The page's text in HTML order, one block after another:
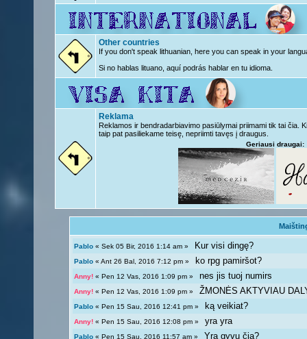
Other countries
If you don't speak lithuanian, here you can speak in your
Si no hablas lituano, aquí podrás hablar en tu idioma.
Reklama
Reklamos ir bendradarbiavimo pasiūlymai priimami tik tai čia.
taip pat pasiliekame teisę, nepriimti tavęs į draugus.
Geriausi draugai:
Pablo « Sek 05 Bir, 2016 1:14 am » Kur visi dingę?
Pablo « Ant 26 Bal, 2016 7:12 pm » ko rpg pamiršot?
Anny! « Pen 12 Vas, 2016 1:09 pm »nes jis tuoj numirs
Anny! « Pen 12 Vas, 2016 1:09 pm »ŽMONĖS AKTYVIAU
Pablo « Pen 15 Sau, 2016 12:41 pm » ką veikiat?
Anny! « Pen 15 Sau, 2016 12:08 pm »yra yra
Pablo « Pen 15 Sau, 2016 11:57 am » Yra gyvų čia?